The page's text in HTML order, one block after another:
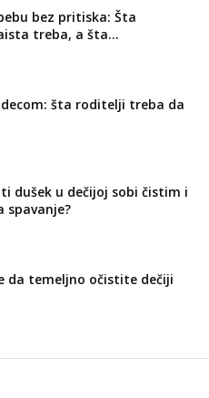
bez pritiska: Šta
treba, a šta...
šta roditelji treba da
dušek u dečijoj sobi čistim i
spavanje?
da temeljno očistite dečiji